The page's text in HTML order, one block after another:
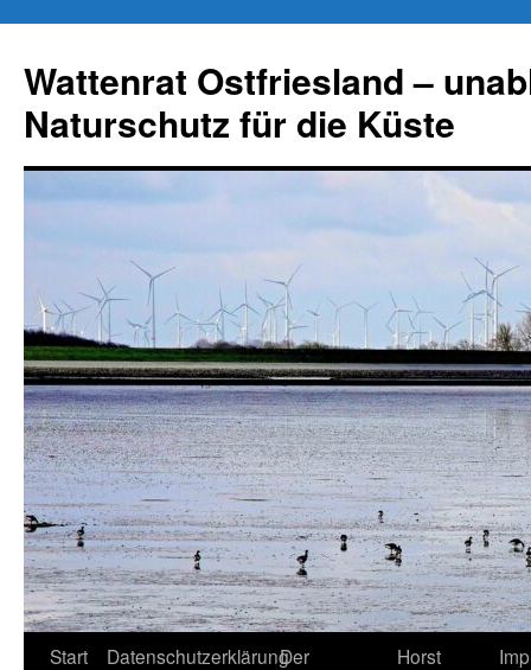
springen
Wattenrat Ostfriesland –
Naturschutz für die Küste
Start DatenschutzerklärungDer
Horst